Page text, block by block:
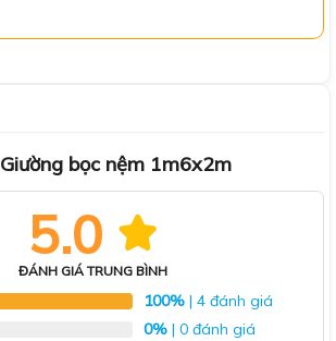
Giường bọc nệm 1m6x2m
5.0
ĐÁNH GIÁ TRUNG BÌNH
100% | 4 đánh giá
0% | 0 đánh giá